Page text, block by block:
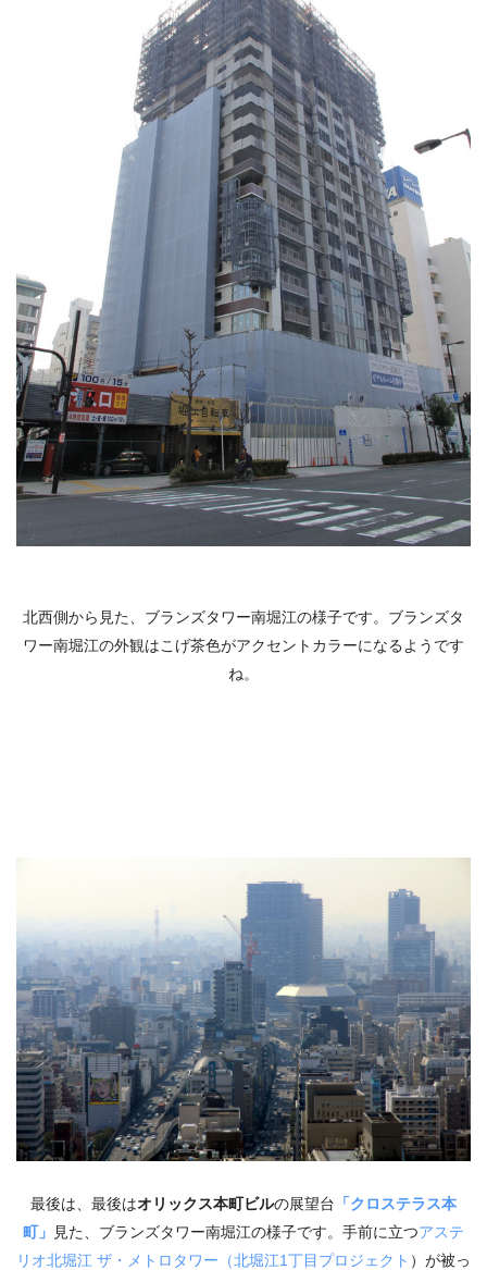
北西側から見た、ブランズタワー南堀江の様子です。ブランズタ
ワー南堀江の外観はこげ茶色がアクセントカラーになるようです
ね。
最後は、最後はオリックス本町ビルの展望台 「クロステラス本
町」
見た、ブランズタワー南堀江の様子です。手前に立つアステ
リオ北堀江 ザ・メトロタワー（北堀江1丁目プロジェクト ）が被っ